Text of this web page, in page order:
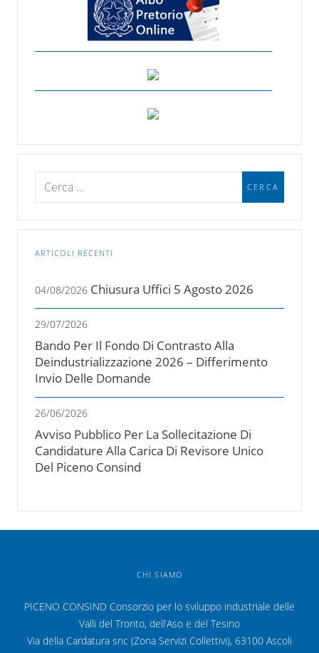
ARTICOLI RECENTI
04/08/2026 Chiusura Uffici 5 Agosto 2026
29/07/2026
Bando Per Il Fondo Di Contrasto Alla
Deindustrializzazione 2026 – Differimento
Invio Delle Domande
26/06/2026
Avviso Pubblico Per La Sollecitazione Di
Candidature Alla Carica Di Revisore Unico
Del Piceno Consind
CHI SIAMO
PICENO CONSIND Consorzio per lo sviluppo industriale delle
Valli del Tronto, dell’Aso e del Tesino
Via della Cardatura snc (Zona Servizi Collettivi), 63100 Ascoli